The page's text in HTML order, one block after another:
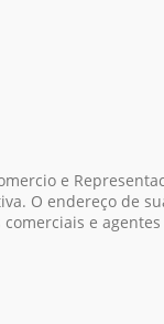
e
O endereço de
e